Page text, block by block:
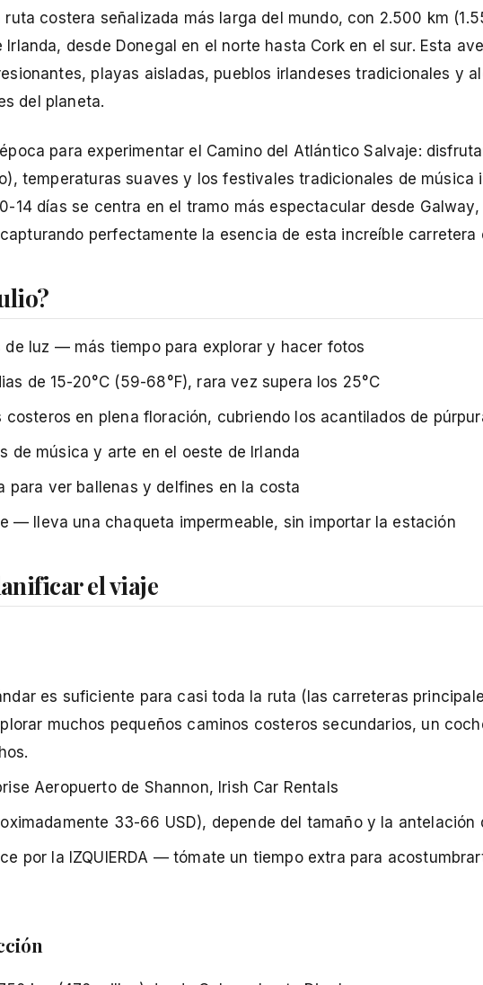
costera señalizada más larga del mundo, con 2.500 km
desde Donegal en el norte hasta Cork en el sur. Esta
playas aisladas, pueblos irlandeses tradicionales y
del planeta.
para experimentar el Camino del Atlántico Salvaje:
temperaturas suaves y los festivales tradicionales de música
14 días se centra en el tramo más espectacular desde
perfectamente la esencia de esta increíble carretera
de luz — más tiempo para explorar y hacer fotos
de 15-20°C (59-68°F), rara vez supera los 25°C
costeros en plena floración, cubriendo los acantilados de
de música y arte en el oeste de Irlanda
para ver ballenas y delfines en la costa
— lleva una chaqueta impermeable, sin importar la estación
el viaje
es suficiente para casi toda la ruta (las carreteras
muchos pequeños caminos costeros secundarios, un
Aeropuerto de Shannon, Irish Car Rentals
33-66 USD), depende del tamaño y la antelación
por la IZQUIERDA — tómate un tiempo extra para